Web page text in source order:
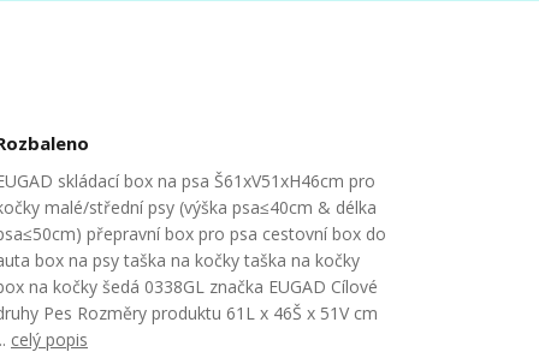
skládací box na psa Š61xV51xH46cm pro
malé/střední psy (výška psa≤40cm & délka
přepravní box pro psa cestovní box do
box na psy taška na kočky taška na kočky
na kočky šedá 0338GL značka EUGAD Cílové
Pes Rozměry produktu 61L x 46Š x 51V cm
celý popis